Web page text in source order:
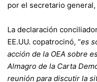
por el secretario general,
La declaración
EE.UU. copatrocinó, “es
acción de la OEA sobre
Almagro de la Carta
reunión para discutir la